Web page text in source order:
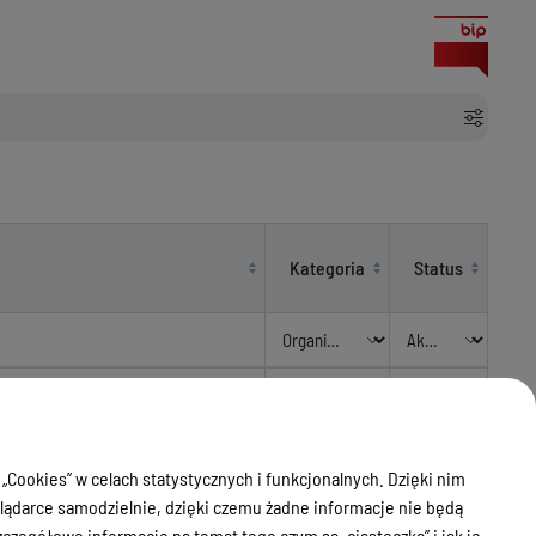
Kategoria Status
zadań publicznych Powiatu
Organizacje
Pozarządowe
Aktualny
w celach statystycznych i funkcjonalnych. Dzięki nim
samodzielnie, dzięki czemu żadne informacje nie będą